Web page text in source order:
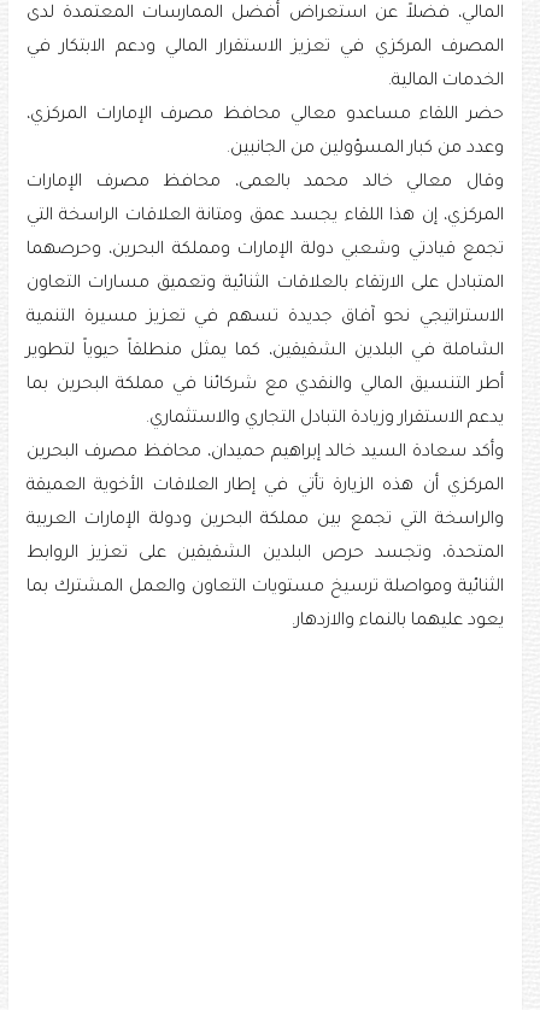
المالي، فضلاً عن استعراض أفضل الممارسات المعتمدة لدى
المصرف المركزي في تعزيز الاستقرار المالي ودعم الابتكار في
الخدمات المالية.
حضر اللقاء مساعدو معالي محافظ مصرف الإمارات المركزي،
وعدد من كبار المسؤولين من الجانبين.
وقال معالي خالد محمد بالعمى، محافظ مصرف الإمارات
المركزي، إن هذا اللقاء يجسد عمق ومتانة العلاقات الراسخة التي
تجمع قيادتي وشعبي دولة الإمارات ومملكة البحرين، وحرصهما
المتبادل على الارتقاء بالعلاقات الثنائية وتعميق مسارات التعاون
الاستراتيجي نحو آفاق جديدة تسهم في تعزيز مسيرة التنمية
الشاملة في البلدين الشقيقين، كما يمثل منطلقاً حيوياً لتطوير
أطر التنسيق المالي والنقدي مع شركائنا في مملكة البحرين بما
يدعم الاستقرار وزيادة التبادل التجاري والاستثماري.
وأكد سعادة السيد خالد إبراهيم حميدان، محافظ مصرف البحرين
المركزي أن هذه الزيارة تأتي في إطار العلاقات الأخوية العميقة
والراسخة التي تجمع بين مملكة البحرين ودولة الإمارات العربية
المتحدة، وتجسد حرص البلدين الشقيقين على تعزيز الروابط
الثنائية ومواصلة ترسيخ مستويات التعاون والعمل المشترك بما
يعود عليهما بالنماء والازدهار.